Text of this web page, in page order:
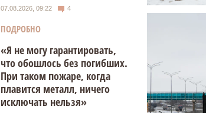
07.08.2026, 09:22 4
ПОДРОБНО
«Я не могу гарантировать,
что обошлось без погибших.
При таком пожаре, когда
плавится металл, ничего
исключать нельзя»